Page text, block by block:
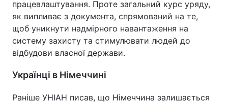
працевлаштування. Проте загальний курс уряду,
як випливає з документа, спрямований на те,
щоб уникнути надмірного навантаження на
систему захисту та стимулювати людей до
відбудови власної держави.
Українці в Німеччині
Раніше УНІАН писав, що Німеччина залишається